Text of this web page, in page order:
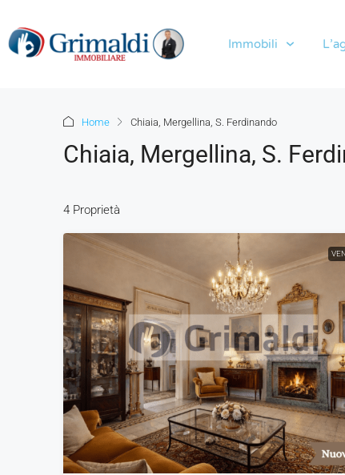
Immobili
Home Chiaia, Mergellina, S. Ferdinando
Chiaia, Mergellina, S.
4 Proprietà